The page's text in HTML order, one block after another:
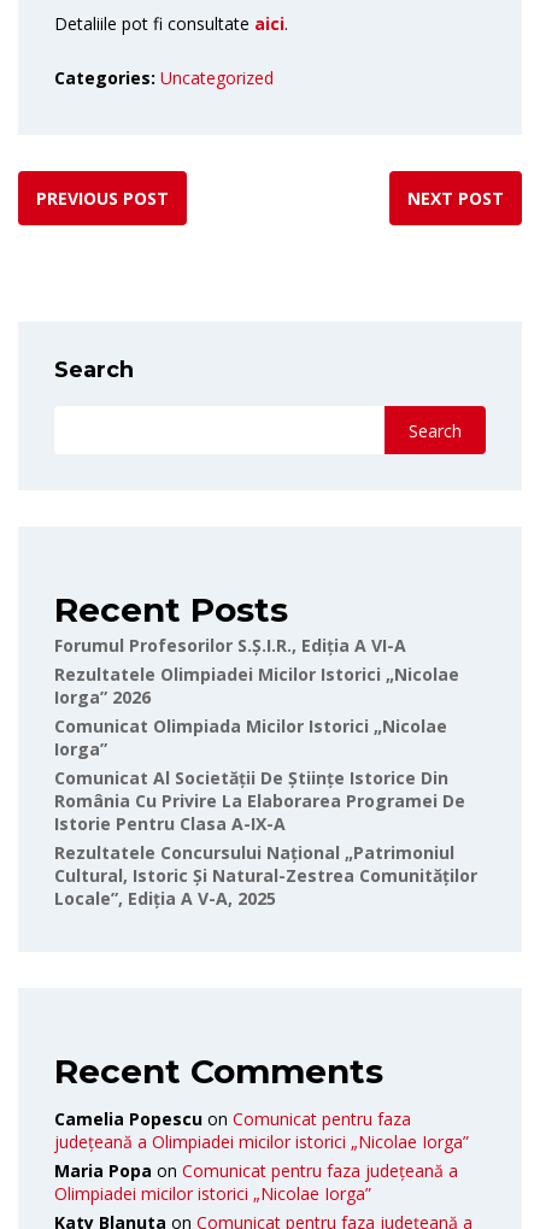
Detaliile pot fi consultate aici.
Categories: Uncategorized
PREVIOUS POST NEXT POST
Search
Search
Recent Posts
Forumul Profesorilor S.Ș.I.R., Ediția A VI-A
Rezultatele Olimpiadei Micilor Istorici „Nicolae
Iorga” 2026
Comunicat Olimpiada Micilor Istorici „Nicolae
Iorga”
Comunicat Al Societății De Științe Istorice Din
România Cu Privire La Elaborarea Programei De
Istorie Pentru Clasa A-IX-A
Rezultatele Concursului Național „Patrimoniul
Cultural, Istoric Și Natural-Zestrea Comunităților
Locale”, Ediția A V-A, 2025
Recent Comments
Camelia Popescu on Comunicat pentru faza
județeană a Olimpiadei micilor istorici „Nicolae Iorga”
Maria Popa on Comunicat pentru faza județeană a
Olimpiadei micilor istorici „Nicolae Iorga”
Katy Blanuta on Comunicat pentru faza județeană a